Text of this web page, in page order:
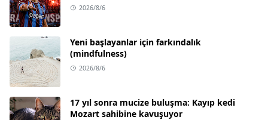
2026/8/6
Yeni başlayanlar için farkındalık
(mindfulness)
2026/8/6
17 yıl sonra mucize buluşma: Kayıp kedi
Mozart sahibine kavuşuyor